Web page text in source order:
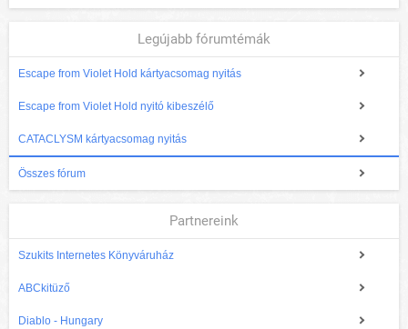
Legújabb fórumtémák
Escape from Violet Hold kártyacsomag nyitás
Escape from Violet Hold nyitó kibeszélő
CATACLYSM kártyacsomag nyitás
Összes fórum
Partnereink
Szukits Internetes Könyváruház
ABCkitüző
Diablo - Hungary